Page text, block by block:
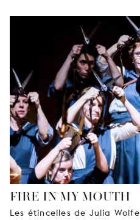
FIRE IN MY MOUTH
Les étincelles de Julia Wolfe